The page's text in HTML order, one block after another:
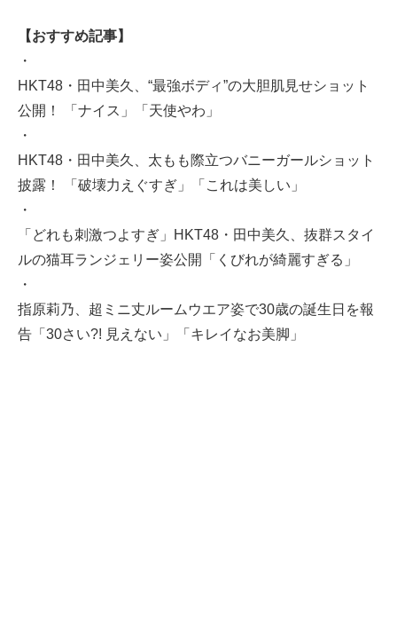
【おすすめ記事】
・
HKT48・田中美久、“最強ボディ”の大胆肌見せショット
公開！ 「ナイス」「天使やわ」
・
HKT48・田中美久、太もも際立つバニーガールショット
披露！ 「破壊力えぐすぎ」「これは美しい」
・
「どれも刺激つよすぎ」HKT48・田中美久、抜群スタイ
ルの猫耳ランジェリー姿公開「くびれが綺麗すぎる」
・
指原莉乃、超ミニ丈ルームウエア姿で30歳の誕生日を報
告「30さい?! 見えない」「キレイなお美脚」